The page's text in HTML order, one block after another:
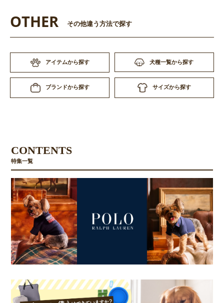
OTHER その他違う方法で探す
アイテムから探す 犬種一覧から探す
ブランドから探す サイズから探す
CONTENTS
特集一覧